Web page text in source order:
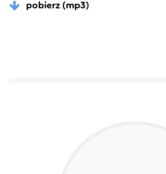
pobierz (mp3)